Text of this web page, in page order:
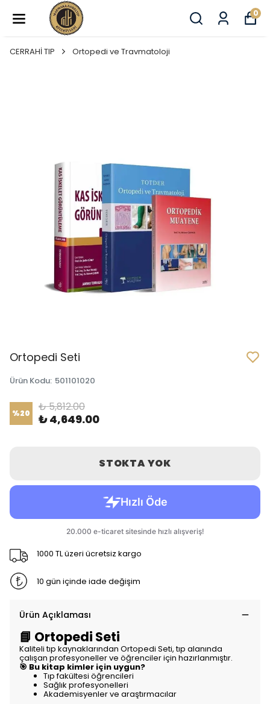
0
CERRAHİ TIP Ortopedi ve Travmatoloji
Ortopedi Seti
Ürün Kodu: 501101020
%20 ₺ 5,812.00
₺ 4,649.00
STOKTA YOK
1000 TL üzeri ücretsiz kargo
10 gün içinde iade değişim
Ürün Açıklaması
📘 Ortopedi Seti
Kaliteli tıp kaynaklarından Ortopedi Seti, tıp alanında
çalışan profesyoneller ve öğrenciler için hazırlanmıştır.
🎯 Bu kitap kimler için uygun?
Tıp fakültesi öğrencileri
Sağlık profesyonelleri
Akademisyenler ve araştırmacılar